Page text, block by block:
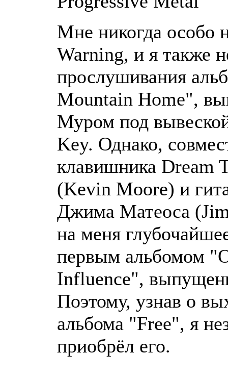
Мне никогда особо
Warning, и я также
прослушивания
Mountain Home",
Муром под
Key. Однако,
клавишника Dream
(Kevin Moore) и
Джима Матеоса
на меня
первым альбомом
Influence",
Поэтому, узнав о
альбома "Free", я
приобрёл его.